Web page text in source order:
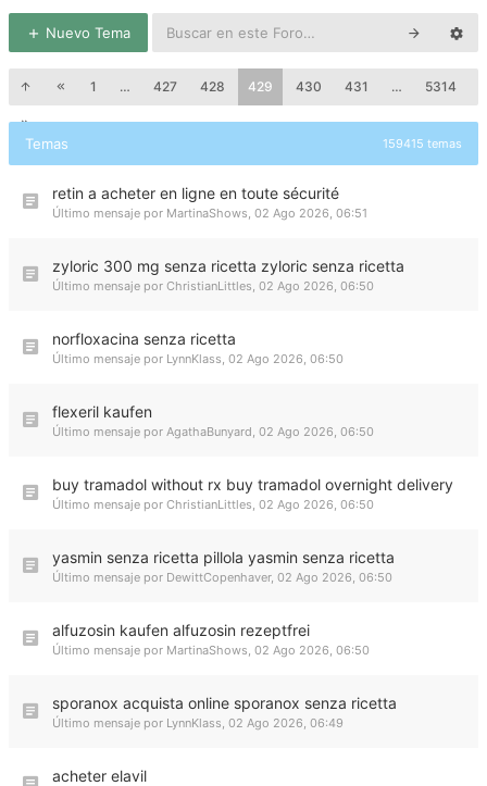
Nuevo Tema
1 … 427 428 429 430 431 … 5314
Temas 159415 temas
retin a acheter en ligne en toute sécurité
Último mensaje por MartinaShows, 02 Ago 2026, 06:51
zyloric 300 mg senza ricetta zyloric senza ricetta
Último mensaje por ChristianLittles, 02 Ago 2026, 06:50
norfloxacina senza ricetta
Último mensaje por LynnKlass, 02 Ago 2026, 06:50
flexeril kaufen
Último mensaje por AgathaBunyard, 02 Ago 2026, 06:50
buy tramadol without rx buy tramadol overnight delivery
Último mensaje por ChristianLittles, 02 Ago 2026, 06:50
yasmin senza ricetta pillola yasmin senza ricetta
Último mensaje por DewittCopenhaver, 02 Ago 2026, 06:50
alfuzosin kaufen alfuzosin rezeptfrei
Último mensaje por MartinaShows, 02 Ago 2026, 06:50
sporanox acquista online sporanox senza ricetta
Último mensaje por LynnKlass, 02 Ago 2026, 06:49
acheter elavil